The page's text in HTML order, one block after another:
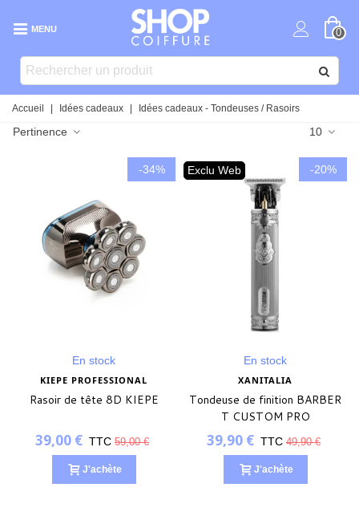
MENU 0
Accueil Idées cadeaux Idées cadeaux - Tondeuses / Rasoirs
Pertinence 10
-34%
En stock
KIEPE PROFESSIONAL
Rasoir de tête 8D KIEPE
39,00 € TTC 59,00 €
J'achète
Exclu Web -20%
En stock
XANITALIA
Tondeuse de finition BARBER
T CUSTOM PRO
39,90 € TTC 49,90 €
J'achète